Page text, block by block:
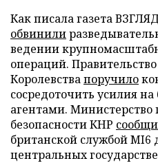
Как писала газета
обвинили
ведении
операций.
Королевствапоручило
сосредоточить усилия
агентами. Министерство
безопасности КНР
британской службой MI6
центральных